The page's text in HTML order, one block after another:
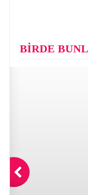
BİRDE